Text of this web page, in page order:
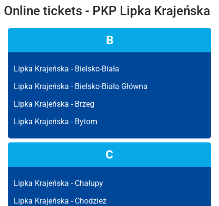
Online tickets - PKP Lipka Krajeńska
B
Lipka Krajeńska - Bielsko-Biała
Lipka Krajeńska - Bielsko-Biała Główna
Lipka Krajeńska - Brzeg
Lipka Krajeńska - Bytom
C
Lipka Krajeńska - Chałupy
Lipka Krajeńska - Chodzież